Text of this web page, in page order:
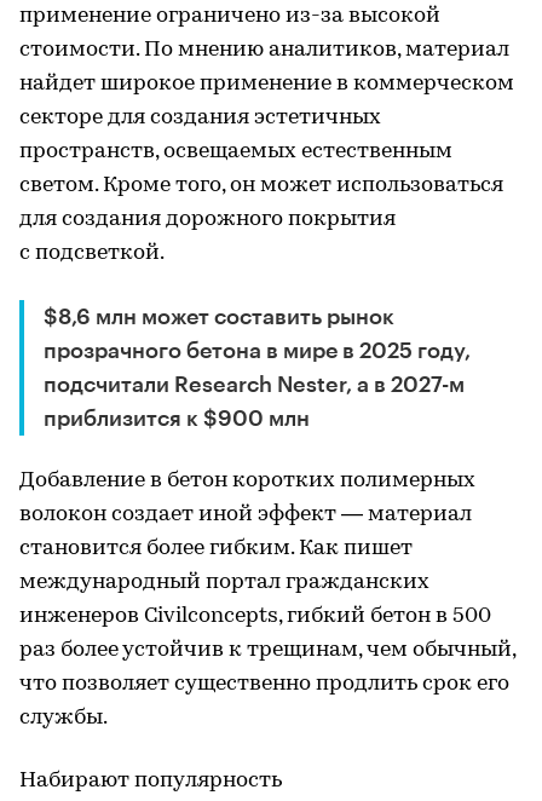
применение ограничено из-за высокой
стоимости. По мнению аналитиков, материал
найдет широкое применение в коммерческом
секторе для создания эстетичных
пространств, освещаемых естественным
светом. Кроме того, он может использоваться
для создания дорожного покрытия
с подсветкой.
$8,6 млн может составить рынок
прозрачного бетона в мире в 2025 году,
подсчитали Research Nester, а в 2027-м
приблизится к $900 млн
Добавление в бетон коротких полимерных
волокон создает иной эффект — материал
становится более гибким. Как пишет
международный портал гражданских
инженеров Civilconcepts, гибкий бетон в 500
раз более устойчив к трещинам, чем обычный,
что позволяет существенно продлить срок его
службы.
Набирают популярность